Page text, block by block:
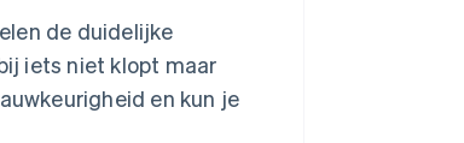
de duidelijke
iets niet klopt maar
en kun je